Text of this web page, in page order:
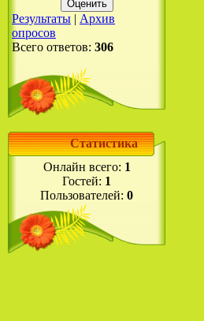
Результаты | Архив
опросов
Всего ответов: 306
Статистика
Онлайн всего: 1
Гостей: 1
Пользователей: 0